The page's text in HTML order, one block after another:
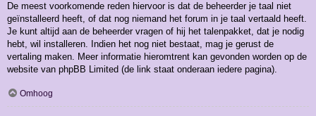
De meest voorkomende reden hiervoor is dat de beheerder je taal niet
geïnstalleerd heeft, of dat nog niemand het forum in je taal vertaald heeft.
Je kunt altijd aan de beheerder vragen of hij het talenpakket, dat je nodig
hebt, wil installeren. Indien het nog niet bestaat, mag je gerust de
vertaling maken. Meer informatie hieromtrent kan gevonden worden op de
website van phpBB Limited (de link staat onderaan iedere pagina).
Omhoog